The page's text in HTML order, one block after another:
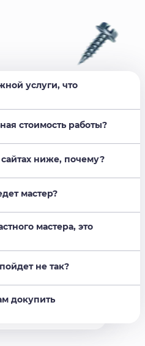
услуги, что
стоимость работы?
ниже, почему?
мастер?
мастера, это
не так?
докупить